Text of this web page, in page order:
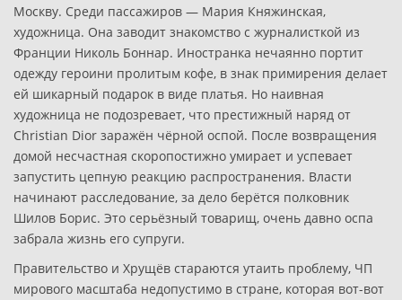
Москву. Среди пассажиров — Мария Княжинская,
художница. Она заводит знакомство с журналисткой из
Франции Николь Боннар. Иностранка нечаянно портит
одежду героини пролитым кофе, в знак примирения делает
ей шикарный подарок в виде платья. Но наивная
художница не подозревает, что престижный наряд от
Christian Dior заражён чёрной оспой. После возвращения
домой несчастная скоропостижно умирает и успевает
запустить цепную реакцию распространения. Власти
начинают расследование, за дело берётся полковник
Шилов Борис. Это серьёзный товарищ, очень давно оспа
забрала жизнь его супруги.
Правительство и Хрущёв стараются утаить проблему, ЧП
мирового масштаба недопустимо в стране, которая вот-вот